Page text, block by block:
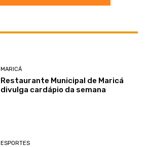
MARICÁ
Restaurante Municipal de Maricá
divulga cardápio da semana
ESPORTES